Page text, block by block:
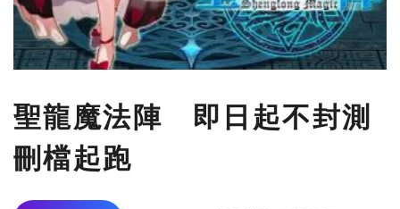
聖龍魔法陣 即日起不封測
刪檔起跑